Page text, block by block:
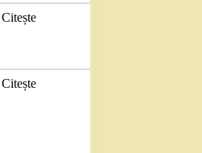
Citește
Citește